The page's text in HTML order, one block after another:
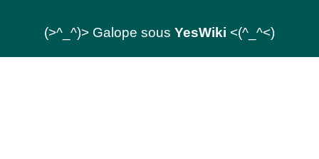
(>^_^)> Galope sous YesWiki <(^_^<)